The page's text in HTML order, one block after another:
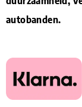
autobanden.